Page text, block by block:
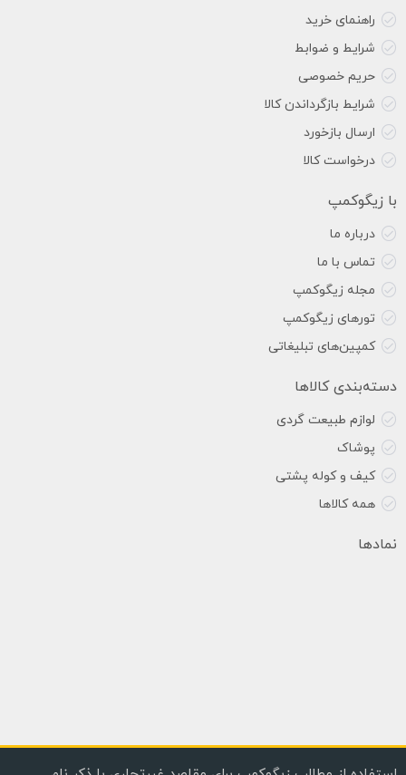
راهنمای خرید
شرایط و ضوابط
حریم خصوصی
شرایط بازگرداندن کالا
ارسال بازخورد
درخواست کالا
با زیگوکمپ
درباره ما
تماس با ما
مجله زیگوکمپ
تورهای زیگوکمپ
کمپین‌های تبلیغاتی
دسته‌بندی کالاها
لوازم طبیعت گردی
پوشاک
کیف و کوله پشتی
همه کالاها
نمادها